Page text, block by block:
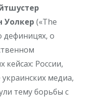
Уолкер («The
дефиницях, о
кейсах: России,
медиа,
тему борьбы с